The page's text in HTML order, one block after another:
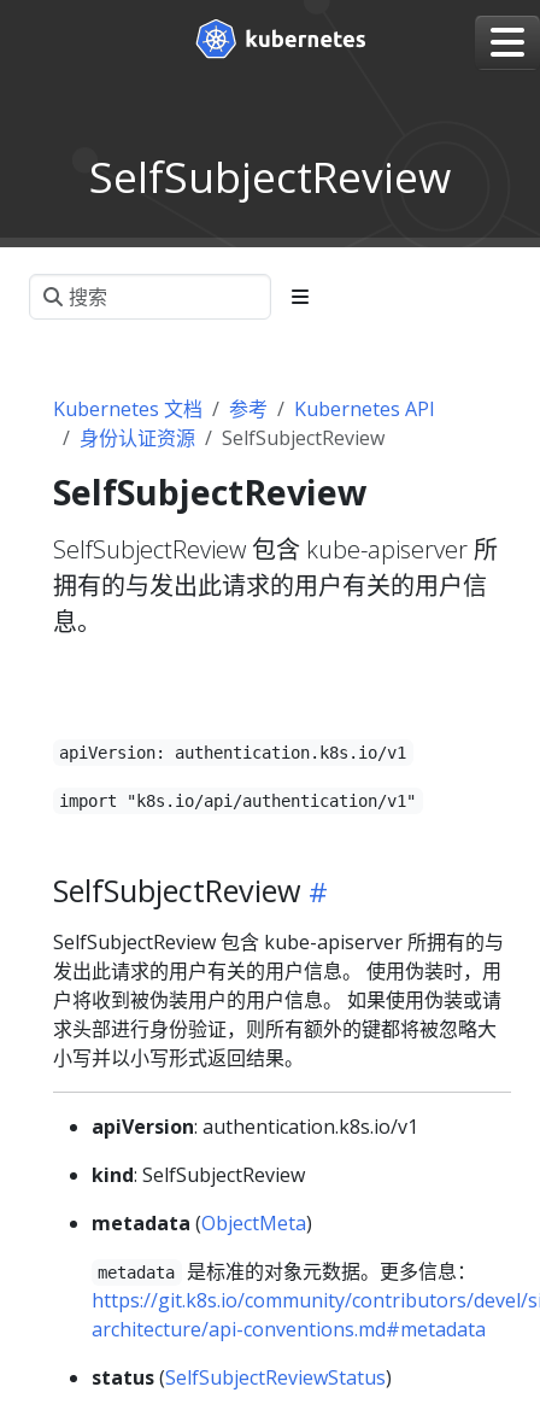
SelfSubjectReview
Kubernetes 文档 参考
Kubernetes API
身份认证资源
SelfSubjectReview
SelfSubjectReview
SelfSubjectReview 包含 kube-apiserver 所
拥有的与发出此请求的用户有关的用户信
息。
apiVersion: authentication.k8s.io/v1
import "k8s.io/api/authentication/v1"
SelfSubjectReview
SelfSubjectReview 包含 kube-apiserver 所拥有的与
发出此请求的用户有关的用户信息。 使用伪装时，用
户将收到被伪装用户的用户信息。 如果使用伪装或请
求头部进行身份验证，则所有额外的键都将被忽略大
小写并以小写形式返回结果。
apiVersion: authentication.k8s.io/v1
kind: SelfSubjectReview
metadata (ObjectMeta)
metadata
是标准的对象元数据。更多信息：
https://git.k8s.io/community/contributors/devel/
architecture/api-conventions.md#metadata
status(SelfSubjectReviewStatus)